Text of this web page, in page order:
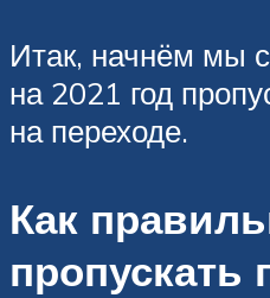
Итак, начнём мы
на 2021 год
на переходе.
Как
пропускать